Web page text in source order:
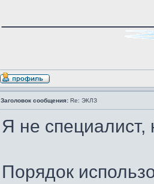
Заголовок сообщения: Re: ЭКЛЗ
Я не
Порядок